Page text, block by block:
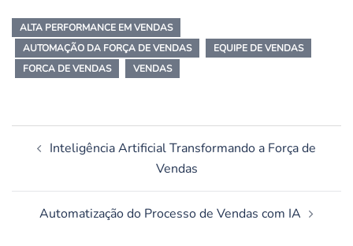
ALTA PERFORMANCE EM VENDAS
AUTOMAÇÃO DA FORÇA DE VENDAS
EQUIPE DE VENDAS
FORCA DE VENDAS
VENDAS
Navegação
Inteligência Artificial Transformando a Força de
Vendas
Automatização do Processo de Vendas com IA